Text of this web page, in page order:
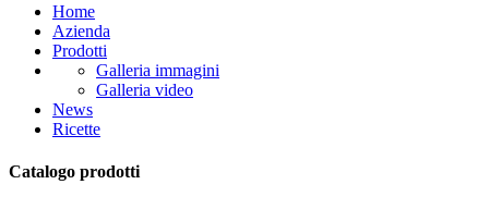
Home
Azienda
Prodotti
Galleria immagini
Galleria video
News
Ricette
Catalogo prodotti